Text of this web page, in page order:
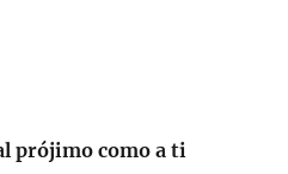
prójimo como a ti